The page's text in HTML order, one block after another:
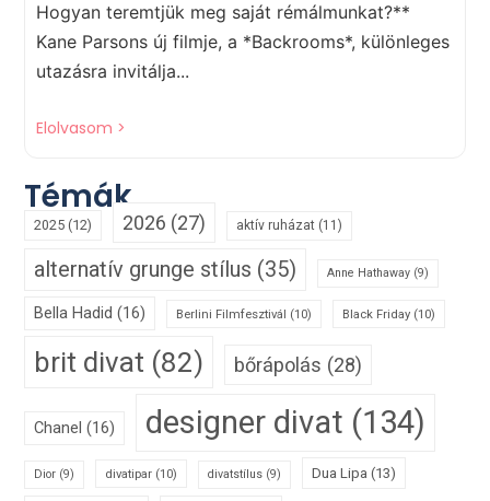
Hogyan teremtjük meg saját rémálmunkat?**
Kane Parsons új filmje, a *Backrooms*, különleges
utazásra invitálja...
Elolvasom >
Témák
2025 (12) 2026 (27) aktív ruházat (11)
alternatív grunge stílus (35) Anne Hathaway (9)
Bella Hadid (16) Berlini Filmfesztivál (10) Black Friday (10)
brit divat (82) bőrápolás (28)
Chanel (16) designer divat (134)
Dior (9) divatipar (10) divatstílus (9) Dua Lipa (13)